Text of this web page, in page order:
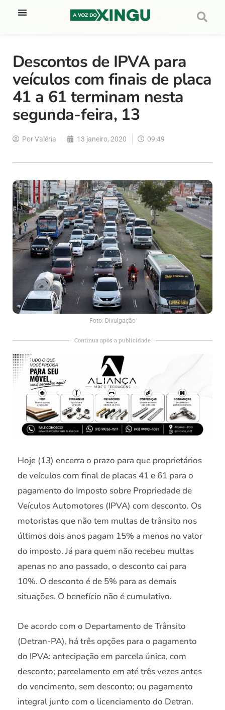
Descontos de IPVA para
veículos com finais de placa
41 a 61 terminam nesta
segunda-feira, 13
PorValéria 13 janeiro, 2020 09:49
Foto: Divulgação
Continua após a publicidade
Hoje (13) encerra o prazo para que proprietários
de veículos com final de placas 41 e 61 para o
pagamento do Imposto sobre Propriedade de
Veículos Automotores (IPVA) com desconto. Os
motoristas que não tem multas de trânsito nos
últimos dois anos pagam 15% a menos no valor
do imposto. Já para quem não recebeu multas
apenas no ano passado, o desconto cai para
10%. O desconto é de 5% para as demais
situações. O benefício não é cumulativo.
De acordo com o Departamento de Trânsito
(Detran-PA), há três opções para o pagamento
do IPVA: antecipação em parcela única, com
desconto; parcelamento em até três vezes antes
do vencimento, sem desconto; ou pagamento
integral junto com o licenciamento do Detran.